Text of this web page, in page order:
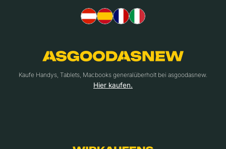
Kaufe Handys, Tablets, Macbooks generalüberholt bei asgoodasnew.
Hier kaufen.